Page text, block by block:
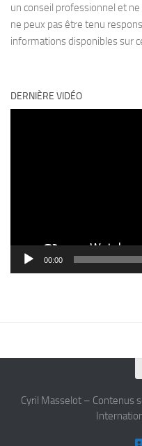
un conseil professionnel et
ne peux pas être tenu
informations disponibles sur
DERNIÈRE VIDÉO
00:00
Cyril Masselot – Contenus